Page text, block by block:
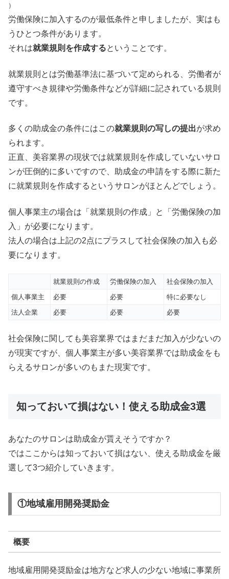
）
労働保険に加入するのが最低条件と申しましたが、実はも
うひとつ条件があります。
それは就業規則を作成するということです。
就業規則とは労働基準法に基づいて定められる、労働者が
遵守すべき規律や労働条件などが詳細に記されている規則
です。
多くの助成金の条件にはこの就業規則の写しの提出が求め
られます。
正直、美容業界の現状では就業規則を作成していないサロ
ンが圧倒的に多いですので、助成金の申請をする際に新た
に就業規則を作成するというサロンがほとんどでしょう。
個人事業主の場合は「就業規則の作成」と「労働保険の加
入」が必要になります。
法人の場合は上記の2点にプラスして社会保険の加入も必
要になります。
就業規則の作成 労働保険の加入
社会保険の加入
個人事業主
必要 必要
特に必要なし
法人企業
必要 必要 必要
社会保険に関しても美容業界ではまだまだ加入が少ないの
が現実ですが、個人事業主が多い美容業界では助成金をも
らえるサロンが多いのもまた現実です。
知っておいて損はない！使える助成金3選
あなたのサロンは助成金が貰えそうですか？
ではここからは知っておいて損はない、使える助成金を厳
選して3つ紹介していきます。
①地域雇用開発奨励金
概要
地域雇用開発奨励金は地方など求人の少ない地域に事業所